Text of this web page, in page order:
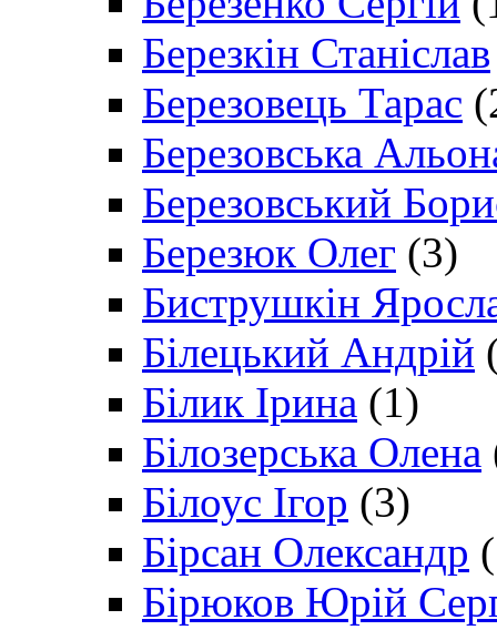
Березкін Станіслав
Березовець Тарас
Березовська
Березовський
Березюк Олег (3)
Биструшкін
Білецький Андрій
Білик Ірина (1)
Білозерська Олена
Білоус Ігор (3)
Бірсан Олександр
Бірюков Юрій